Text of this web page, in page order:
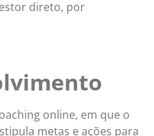
direto, por
online, em que o
metas e ações para